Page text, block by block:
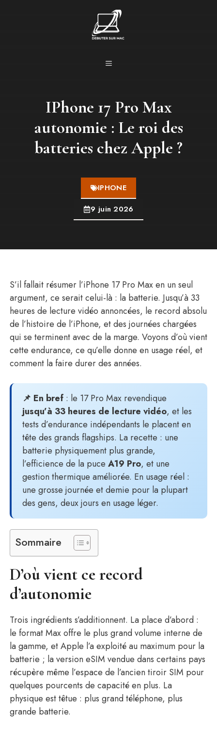
MENU
IPhone 17 Pro Max
autonomie : Le roi des
batteries chez Apple ?
IPHONE
9 juin 2026
S’il fallait résumer l’iPhone 17 Pro Max en un seul
argument, ce serait celui-là : la batterie. Jusqu’à 33
heures de lecture vidéo annoncées, le record absolu
de l’histoire de l’iPhone, et des journées chargées
qui se terminent avec de la marge. Voyons d’où vient
cette endurance, ce qu’elle donne en usage réel, et
comment la faire durer des années.
📌 En bref : le 17 Pro Max revendique
jusqu’à 33 heures de lecture vidéo, et les
tests d’endurance indépendants le placent en
tête des grands flagships. La recette : une
batterie physiquement plus grande,
l’efficience de la puce A19 Pro, et une
gestion thermique améliorée. En usage réel :
une grosse journée et demie pour la plupart
des gens, deux jours en usage léger.
Sommaire
D’où vient ce record
d’autonomie
Trois ingrédients s’additionnent. La place d’abord :
le format Max offre le plus grand volume interne de
la gamme, et Apple l’a exploité au maximum pour la
batterie ; la version eSIM vendue dans certains pays
récupère même l’espace de l’ancien tiroir SIM pour
quelques pourcents de capacité en plus. La
physique est têtue : plus grand téléphone, plus
grande batterie.